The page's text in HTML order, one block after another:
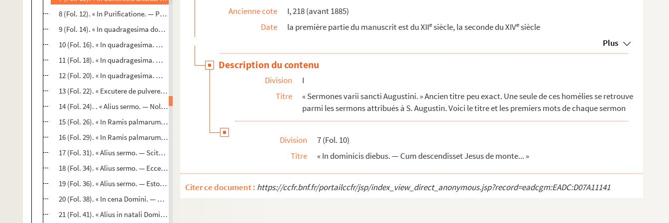
8 (Fol. 12). « In Purificatione. — Postquam impleti... Consuetudo, fratres karissimi, erat in veteri lege... »
9 (Fol. 14). « In quadragesima dominica. — Audi, Israel... Admonet nos, fratres karissimi, per Ieremiam... »
10 (Fol. 16). « In quadragesima. — Si quis diligit me... Unde, Psalmista, furor ille... »
11 (Fol. 18). « In quadragesima. — Maria soror Moysi... Ultiones, fratres karissimi, veteris Testamenti... »
12 (Fol. 20). « In quadragesima. — Nolite diligere mundum neque ea que... »
13 (Fol. 22). « Excutere de pulvere... Audite, fratres karissimi, quam dulciter, quo affectu... »
14 (Fol. 24). . « Alius sermo. — Noli emulari... Sunt multi in hoc mundo, fratres karissimi... »
15 (Fol. 26). « In Ramis palmarum. — Dicite, filie Syon... Mandat vobis rex celestis... »
16 (Fol. 29). « In Ramis palmarum. — Dominus noster Jesus Christus, ut suos sanctificaret... »
17 (Fol. 31). « Alius sermo. — Scitote, fratres karissimi, quia noster vetus homo... »
18 (Fol. 34). « Alius sermo. — Ecce odor filii mei... Agratulatur vobis, fratres karissimi, pater... »
19 (Fol. 36). « Alius sermo. — Estote imitatores... Amonet nos, fratres karissimi, Apostolus... »
20 (Fol. 38). « In cena Domini. — Cum intinxisset... Satis novit karitas vestra, fratres karissimi... »
21 (Fol. 41). « Alius in natali Domini. — Sciens Jesus quia... Vos autem, fratres karissimi, Dei gratia... »
Ancienne cote
I, 218 (avant 1885)
Date
la première partie du manuscrit est du XIIesiècle, la seconde du XIVesiècle
Plus
Description du contenu
Division
I
Titre
« Sermones varii sancti Augustini. » Ancien titre peu exact. Une seule de ces homélies se retrouve
parmi les sermons attribués à S. Augustin. Voici le titre et les premiers mots de chaque sermon
Division
7 (Fol. 10)
Titre
« In dominicis diebus. — Cum descendisset Jesus de monte... »
Citer ce document : https://ccfr.bnf.fr/portailccfr/jsp/index_view_direct_anonymous.jsp?record=eadcgm:EADC:D07A11141